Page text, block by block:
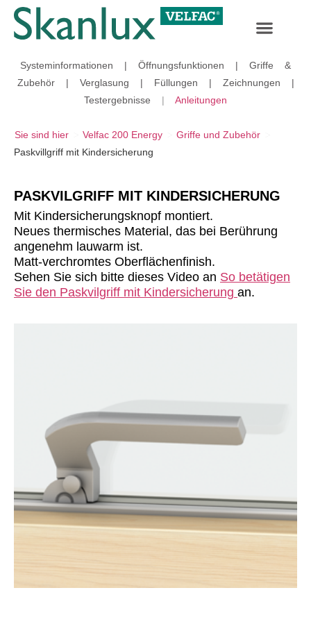
Systeminformationen | Öffnungsfunktionen | Griffe &
Zubehör| Verglasung | Füllungen | Zeichnungen |
Testergebnisse | Anleitungen
Sie sind hier Velfac 200 Energy Griffe und Zubehör
Paskvillgriff mit Kindersicherung
PASKVILGRIFF MIT KINDERSICHERUNG
Mit Kindersicherungsknopf montiert.
Neues thermisches Material, das bei Berührung
angenehm lauwarm ist.
Matt-verchromtes Oberflächenfinish.
Sehen Sie sich bitte dieses Video an So betätigen
Sie den Paskvilgriff mit Kindersicherung an.